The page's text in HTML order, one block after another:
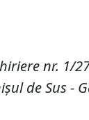
nr. 1/
de Sus -